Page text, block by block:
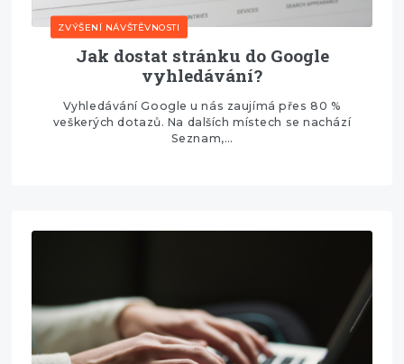
ZVÝŠENÍ NÁVŠTĚVNOSTI
Jak dostat stránku do Google
vyhledávání?
Vyhledávání Google u nás zaujímá přes 80 %
veškerých dotazů. Na dalších místech se nachází
Seznam,…